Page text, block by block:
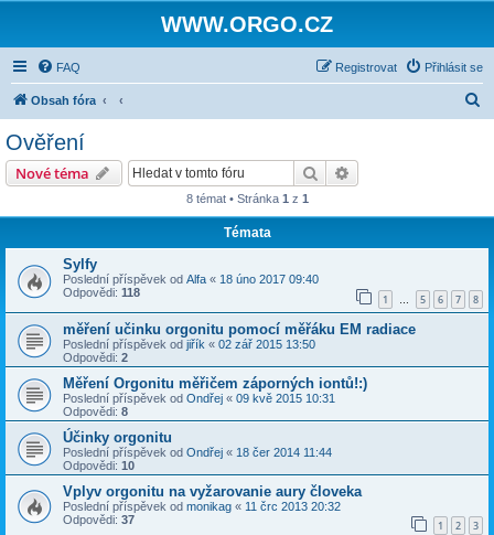
WWW.ORGO.CZ
FAQ Přihlásit se
Registrovat
Obsah fóra
Ověření
Nové téma Hledat
8 témat • Stránka 1 z 1
Témata
Sylfy
Poslední příspěvek od Alfa « 18 úno 2017 09:40
Odpovědi: 118 1 … 5 6 7 8
měření učinku orgonitu pomocí měřáku EM radiace
Poslední příspěvek od jiřík « 02 zář 2015 13:50
Odpovědi: 2
Měření Orgonitu měřičem záporných iontů!:)
Poslední příspěvek od Ondřej « 09 kvě 2015 10:31
Odpovědi: 8
Účinky orgonitu
Poslední příspěvek od Ondřej « 18 čer 2014 11:44
Odpovědi: 10
Vplyv orgonitu na vyžarovanie aury človeka
Poslední příspěvek od monikag « 11 črc 2013 20:32
Odpovědi: 37 1 2 3